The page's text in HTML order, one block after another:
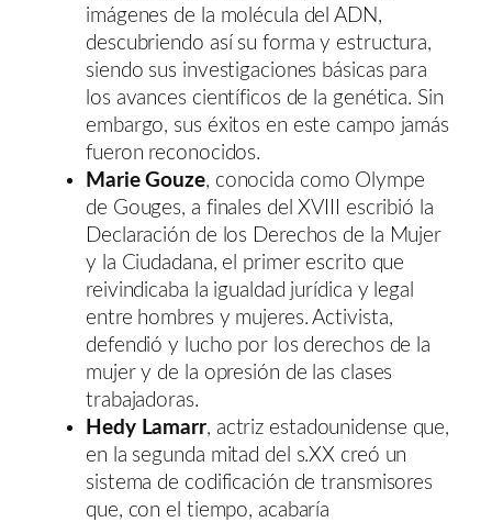
imágenes de la molécula del ADN,
descubriendo así su forma y estructura,
siendo sus investigaciones básicas para
los avances científicos de la genética. Sin
embargo, sus éxitos en este campo jamás
fueron reconocidos.
Marie Gouze, conocida como Olympe
de Gouges, a finales del XVIII escribió la
Declaración de los Derechos de la Mujer
y la Ciudadana, el primer escrito que
reivindicaba la igualdad jurídica y legal
entre hombres y mujeres. Activista,
defendió y lucho por los derechos de la
mujer y de la opresión de las clases
trabajadoras.
Hedy Lamarr, actriz estadounidense que,
en la segunda mitad del s.XX creó un
sistema de codificación de transmisores
que, con el tiempo, acabaría